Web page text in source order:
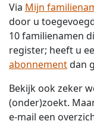
Via Mijn
door u
10 familienamen
register; heeft u
abonnementdan
Bekijk ook zeker
(onder)zoekt.
e-mail een